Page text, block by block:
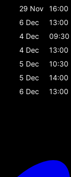
29 Nov
16:00
6 Dec
13:00
4 Dec
09:30
4 Dec
13:00
5 Dec
10:30
5 Dec
14:00
6 Dec
13:00